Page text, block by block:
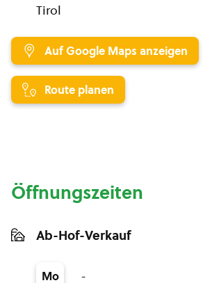
Tirol
Auf Google Maps anzeigen
Route planen
Öffnungszeiten
Ab-Hof-Verkauf
Mo -